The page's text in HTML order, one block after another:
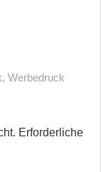
, Werbedruck
Erforderliche